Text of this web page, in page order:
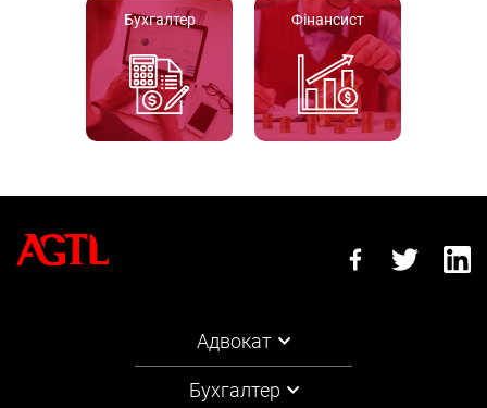
Бухгалтер Фінансист
Адвокат
Бухгалтер